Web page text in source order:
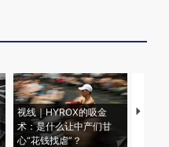
视线｜HYROX的吸金
术：是什么让中产们甘
心“花钱找虐”？
马航飞